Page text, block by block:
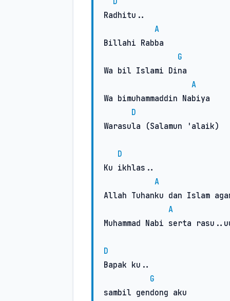
Radhitu..
A
Billahi Rabba
G
Wa bil Islami Dina
A
Wa bimuhammaddin Nabiya
D
Warasula (Salamun 'alaik)
D
Ku ikhlas..
A
Allah Tuhanku dan Islam
A
Muhammad Nabi serta
D
Bapak ku..
G
sambil gendong aku